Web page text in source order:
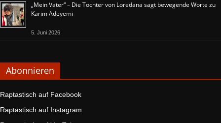
„Mein Vater“ – Die Tochter von Loredana sagt bewegende Worte zu
Karim Adeyemi
5. Juni 2026
Abonnieren
Raptastisch auf Facebook
Raptastisch auf Instagram